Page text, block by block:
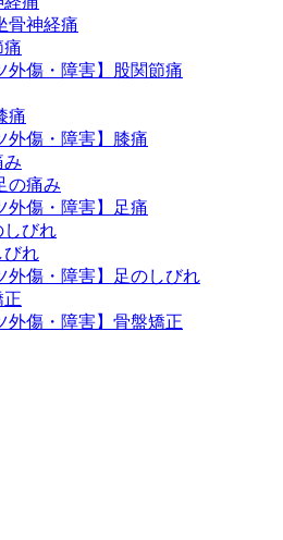
骨神経痛
痛
外傷・障害】股関節痛
痛
外傷・障害】膝痛
み
の痛み
外傷・障害】足痛
しびれ
びれ
外傷・障害】足のしびれ
正
外傷・障害】骨盤矯正